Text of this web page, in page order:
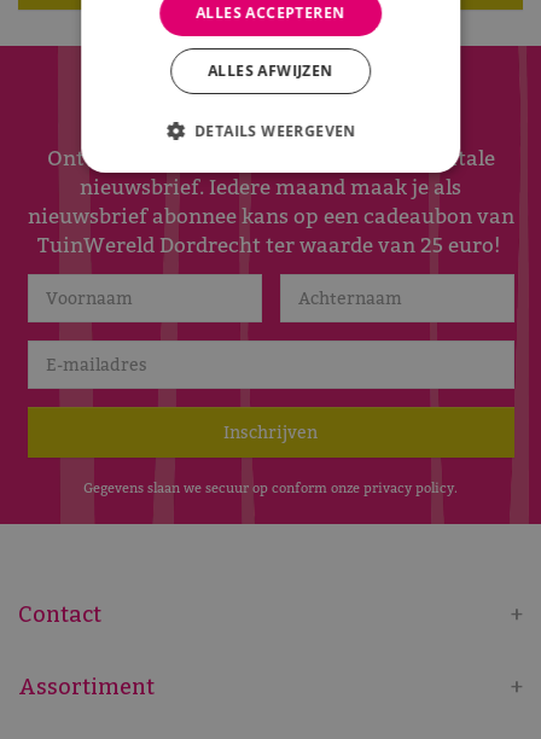
Meld je nu aan!
Ontvang maximaal 1x per week onze digitale
nieuwsbrief. Iedere maand maak je als
nieuwsbrief abonnee kans op een cadeaubon van
TuinWereld Dordrecht ter waarde van 25 euro!
Gegevens slaan we secuur op conform onze privacy policy.
Contact
Assortiment
ALLES ACCEPTEREN
ALLES AFWIJZEN
DETAILS WEERGEVEN